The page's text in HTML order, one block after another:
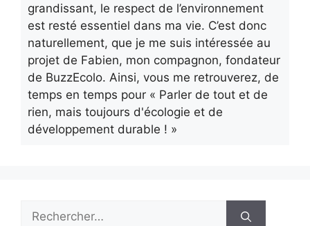
grandissant, le respect de l’environnement
est resté essentiel dans ma vie. C’est donc
naturellement, que je me suis intéressée au
projet de Fabien, mon compagnon, fondateur
de BuzzEcolo. Ainsi, vous me retrouverez, de
temps en temps pour « Parler de tout et de
rien, mais toujours d'écologie et de
développement durable ! »
Rechercher :